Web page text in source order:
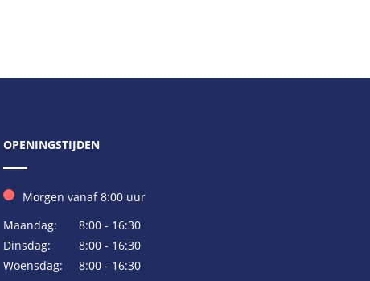
OPENINGSTIJDEN
Morgen vanaf 8:00 uur
Maandag:
8:00 - 16:30
Dinsdag:
8:00 - 16:30
Woensdag:
8:00 - 16:30